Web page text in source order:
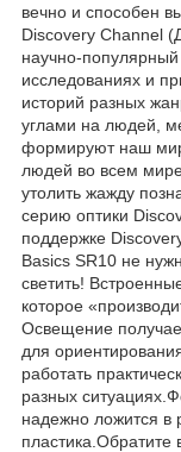
вечно и способен
Discovery Channel
научно-популярный
исследованиях и
историй разных
углами на людей,
формируют наш
людей во всем
утолить жажду
серию оптики
поддержке
Basics SR10 не
светить!
которое
Освещение
для
работать
разных
надежно ложится в